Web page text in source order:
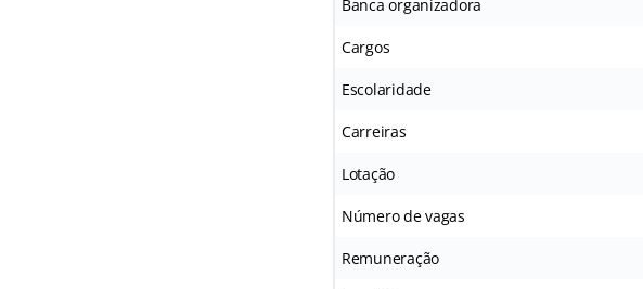
Banca organizadora
Cargos
Escolaridade
Carreiras
Lotação
Número de vagas
Remuneração